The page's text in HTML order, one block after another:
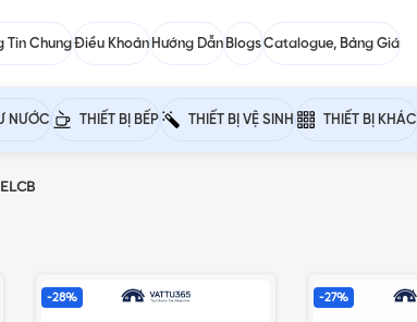
Tin ChungĐiều Khoản Hướng Dẫn BlogsCatalogue, Bảng Giá
NƯỚC THIẾT BỊ BẾP THIẾT BỊ VỆ SINH THIẾT BỊ KHÁC
ELCB
-28% -27%